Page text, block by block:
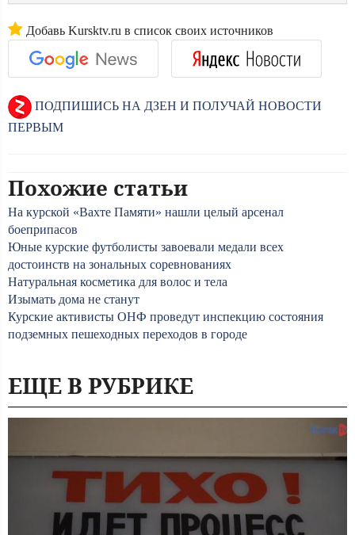
Добавь Kursktv.ru в список своих источников
ПОДПИШИСЬ НА ДЗЕН И ПОЛУЧАЙ НОВОСТИ
ПЕРВЫМ
Похожие статьи
На курской «Вахте Памяти» нашли целый арсенал
боеприпасов
Юные курские футболисты завоевали медали всех
достоинств на зональных соревнованиях
Натуральная косметика для волос и тела
Изымать дома не станут
Курские активисты ОНФ проведут инспекцию состояния
подземных пешеходных переходов в городе
ЕЩЕ В РУБРИКЕ